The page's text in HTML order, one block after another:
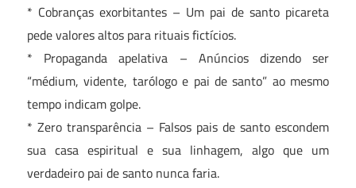
* Cobranças exorbitantes – Um pai de santo picareta
pede valores altos para rituais fictícios.
* Propaganda apelativa – Anúncios dizendo ser
“médium, vidente, tarólogo e pai de santo” ao mesmo
tempo indicam golpe.
* Zero transparência – Falsos pais de santo escondem
sua casa espiritual e sua linhagem, algo que um
verdadeiro pai de santo nunca faria.